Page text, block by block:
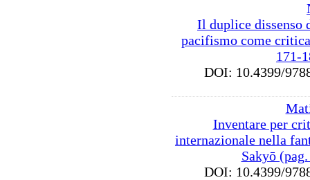
Il duplice dissenso
pacifismo come
171-
DOI: 10.4399/
Inventare per
internazionale nella
Sakyō
DOI: 10.4399/